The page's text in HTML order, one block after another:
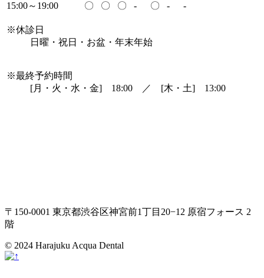
15:00～19:00
〇 〇 〇 - 〇 - -
※休診日
日曜・祝日・お盆・年末年始
※最終予約時間
[月・火・水・金] 18:00 ／ [木・土] 13:00
〒150-0001 東京都渋谷区神宮前1丁目20−12 原宿フォース 2
階
© 2024 Harajuku Acqua Dental